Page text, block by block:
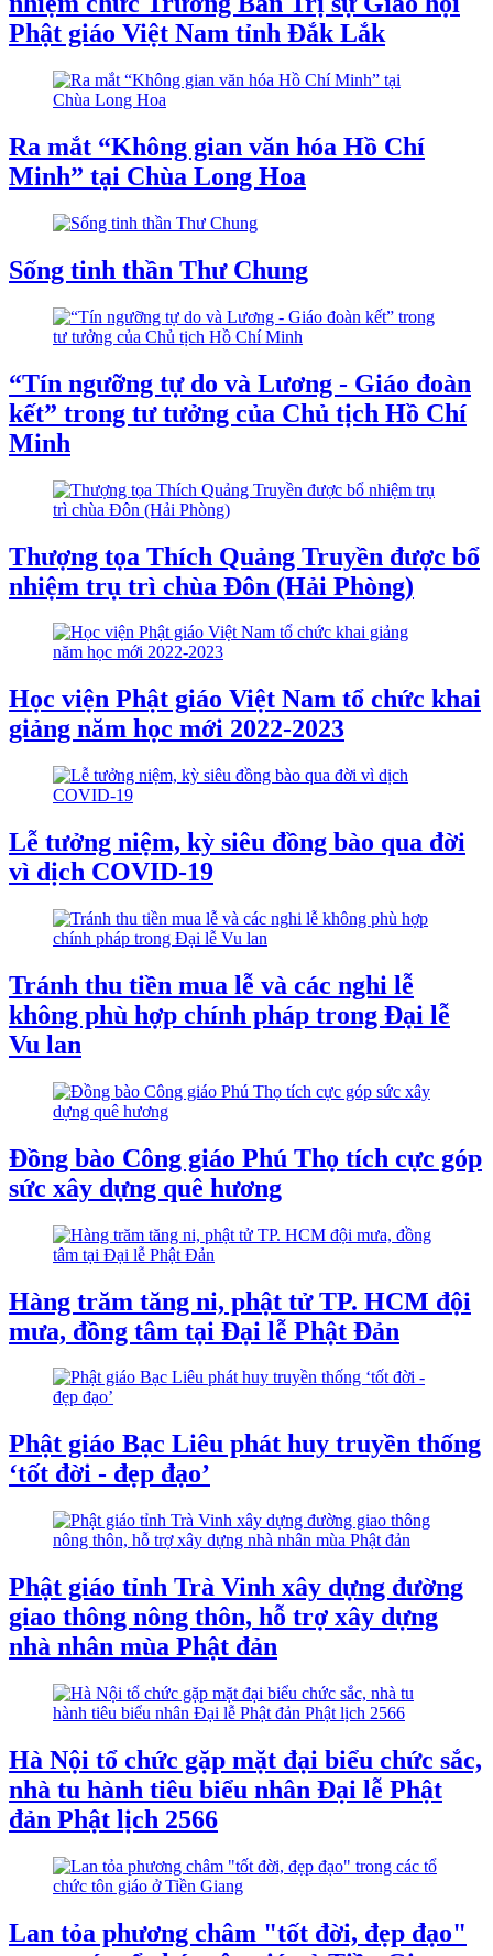
Phật giáo Việt Nam tỉnh Đắk Lắk
Ra mắt “Không gian văn hóa Hồ Chí
Minh” tại Chùa Long Hoa
Sống tinh thần Thư Chung
“Tín ngưỡng tự do và Lương - Giáo đoàn
kết” trong tư tưởng của Chủ tịch Hồ Chí
Minh
Thượng tọa Thích Quảng Truyền được bổ
nhiệm trụ trì chùa Đôn (Hải Phòng)
Học viện Phật giáo Việt Nam tổ chức khai
giảng năm học mới 2022-2023
Lễ tưởng niệm, kỳ siêu đồng bào qua đời
vì dịch COVID-19
Tránh thu tiền mua lễ và các nghi lễ
không phù hợp chính pháp trong Đại lễ
Vu lan
Đồng bào Công giáo Phú Thọ tích cực góp
sức xây dựng quê hương
Hàng trăm tăng ni, phật tử TP. HCM đội
mưa, đồng tâm tại Đại lễ Phật Đản
Phật giáo Bạc Liêu phát huy truyền thống
‘tốt đời - đẹp đạo’
Phật giáo tỉnh Trà Vinh xây dựng đường
giao thông nông thôn, hỗ trợ xây dựng
nhà nhân mùa Phật đản
Hà Nội tổ chức gặp mặt đại biểu chức sắc,
nhà tu hành tiêu biểu nhân Đại lễ Phật
đản Phật lịch 2566
Lan tỏa phương châm "tốt đời, đẹp đạo"